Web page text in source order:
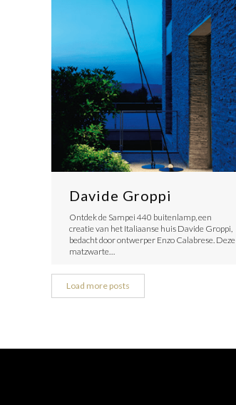
Davide Groppi
Ontdek de Sampei 440 buitenlamp, een
creatie van het Italiaanse huis Davide Groppi,
bedacht door ontwerper Enzo Calabrese. Deze
matzwarte…
Load more posts